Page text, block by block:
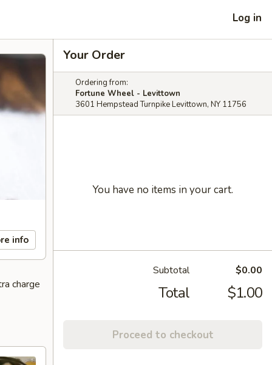
Log in
info
charge
Your Order
Ordering from:
Fortune Wheel - Levittown
3601 Hempstead Turnpike Levittown, NY 11756
You have no items in your cart.
Subtotal $0.00
Total $1.00
Proceed to checkout